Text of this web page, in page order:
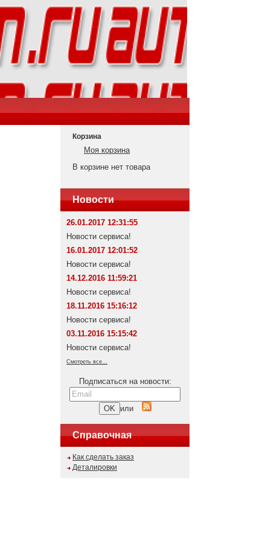
Корзина
Моя корзина
В корзине нет товара
Новости
26.01.2017 12:31:55
Новости сервиса!
16.01.2017 12:01:52
Новости сервиса!
14.12.2016 11:59:21
Новости сервиса!
18.11.2016 15:16:12
Новости сервиса!
03.11.2016 15:15:42
Новости сервиса!
Смотреть все...
Подписаться на новости:
или
Справочная
Как сделать заказ
Деталировки